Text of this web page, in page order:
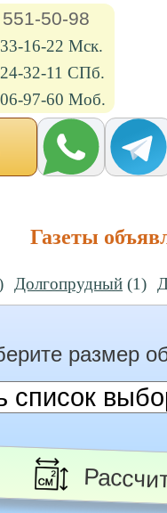
50-98
16-22 Мск.
32-11 СПб.
97-60 Моб.
Газеты
Долгопрудный (1)
размер